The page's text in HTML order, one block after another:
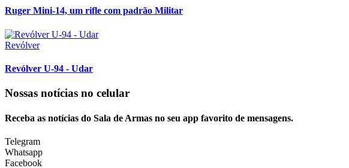
Ruger Mini-14, um rifle com padrão Militar
Revólver
Revólver U-94 - Udar
Nossas notícias no celular
Receba as notícias do Sala de Armas no seu app favorito de mensagens.
Telegram
Whatsapp
Facebook